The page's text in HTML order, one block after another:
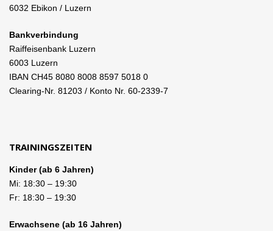
6032 Ebikon / Luzern
Bankverbindung
Raiffeisenbank Luzern
6003 Luzern
IBAN CH45 8080 8008 8597 5018 0
Clearing-Nr. 81203 / Konto Nr. 60-2339-7
TRAININGSZEITEN
Kinder (ab 6 Jahren)
Mi: 18:30 – 19:30
Fr: 18:30 – 19:30
Erwachsene (ab 16 Jahren)